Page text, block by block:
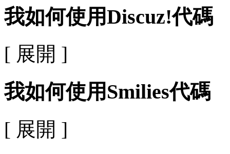
我如何使用Discuz!代碼
[ 展開 ]
我如何使用Smilies代碼
[ 展開 ]